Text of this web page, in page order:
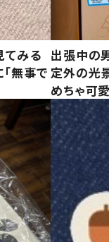
てみる
無事で
出張中の
定外の光
めちゃ可愛